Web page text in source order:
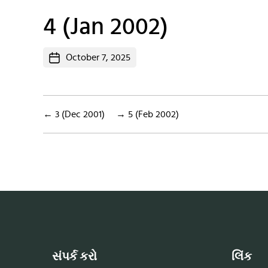
4 (Jan 2002)
PostOctober 7, 2025
← 3 (Dec 2001) → 5 (Feb 2002)
સંપર્ક કરો લિંક